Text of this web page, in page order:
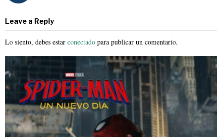
Leave a Reply
Lo siento, debes estar conectado para publicar un comentario.